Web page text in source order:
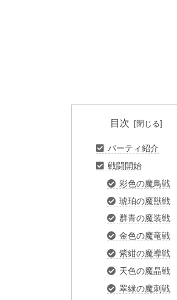
目次
パーティ紹介
戦闘開始
彩色の魔鳥戦
琥珀の魔獣戦
群青の魔装戦
金色の魔竜戦
紫紺の魔導戦
天色の魔晶戦
翠緑の魔刺戦